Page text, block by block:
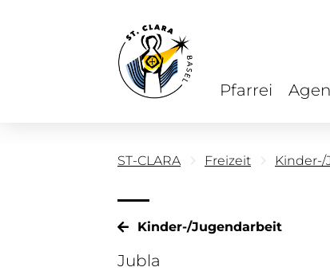
Pfarrei
ST-CLARA Freizeit
Kinder-/Jugendarbeit
Jubla